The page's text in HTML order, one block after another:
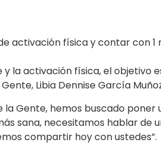
activación física y contar con
la activación física, el objetivo
Libia Dennise García
Gente, hemos buscado poner
sana, necesitamos hablar de
compartir hoy con ustedes”.